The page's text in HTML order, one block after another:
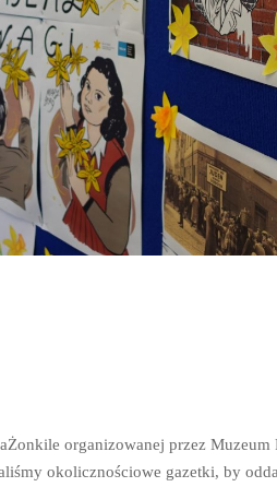
organizowanej przez
okolicznościowe gazetki, by